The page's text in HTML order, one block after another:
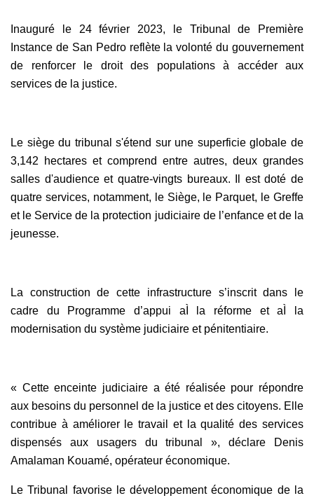
Inauguré le 24 février 2023, le Tribunal de Première
Instance de San Pedro reflète la volonté du gouvernement
de renforcer le droit des populations à accéder aux
services de la justice.
Le siège du tribunal s'étend sur une superficie globale de
3,142 hectares et comprend entre autres, deux grandes
salles d'audience et quatre-vingts bureaux. Il est doté de
quatre services, notamment, le Siège, le Parquet, le Greffe
et le Service de la protection judiciaire de l’enfance et de la
jeunesse.
La construction de cette infrastructure s’inscrit dans le
cadre du Programme d’appui aÌ la réforme et aÌ la
modernisation du système judiciaire et pénitentiaire.
« Cette enceinte judiciaire a été réalisée pour répondre
aux besoins du personnel de la justice et des citoyens. Elle
contribue à améliorer le travail et la qualité des services
dispensés aux usagers du tribunal », déclare Denis
Amalaman Kouamé, opérateur économique.
Le Tribunal favorise le développement économique de la